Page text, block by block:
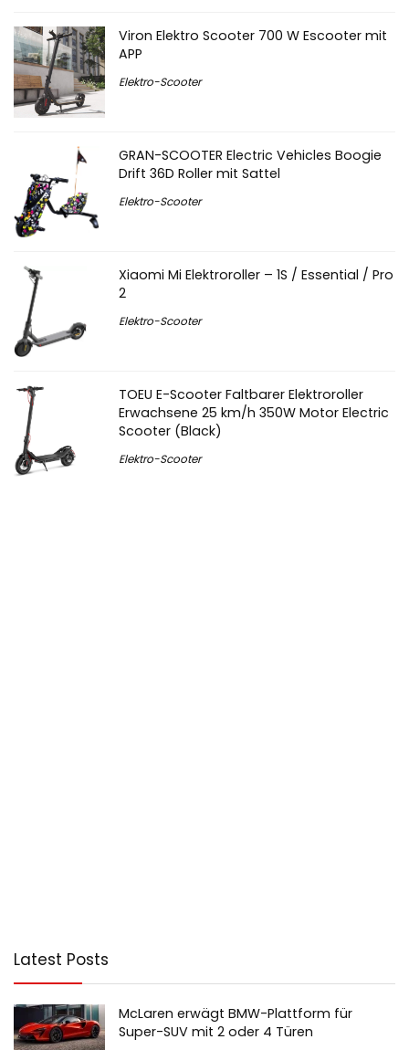
Viron Elektro Scooter 700 W Escooter mit
APP
Elektro-Scooter
GRAN-SCOOTER Electric Vehicles Boogie
Drift 36D Roller mit Sattel
Elektro-Scooter
Xiaomi Mi Elektroroller – 1S / Essential / Pro
2
Elektro-Scooter
TOEU E-Scooter Faltbarer Elektroroller
Erwachsene 25 km/h 350W Motor Electric
Scooter (Black)
Elektro-Scooter
Latest Posts
McLaren erwägt BMW-Plattform für
Super-SUV mit 2 oder 4 Türen